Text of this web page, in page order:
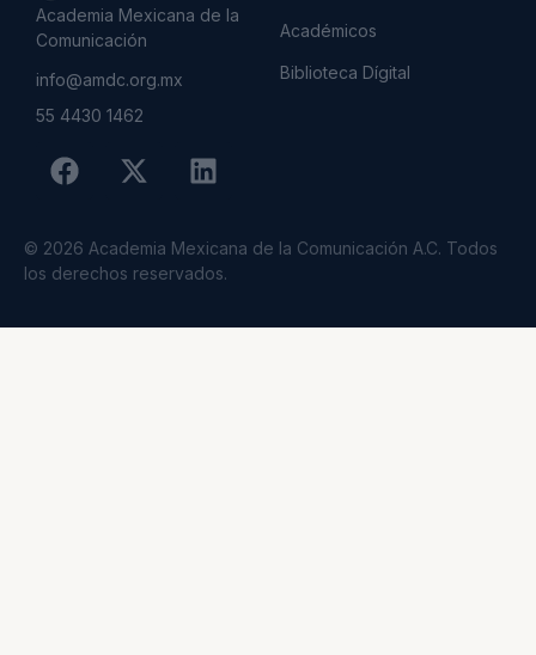
Academia Mexicana de la
Comunicación
info@amdc.org.mx
55 4430 1462
Académicos
Biblioteca Dígital
© 2026 Academia Mexicana de la Comunicación A.C. Todos
los derechos reservados.